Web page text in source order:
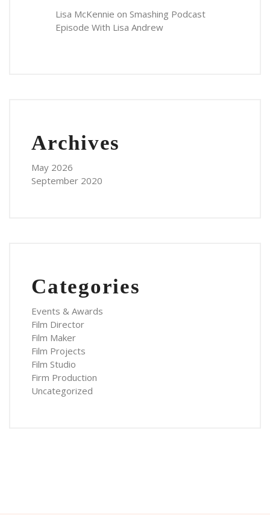
Lisa McKennie on Smashing Podcast
Episode With Lisa Andrew
Archives
May 2026
September 2020
Categories
Events & Awards
Film Director
Film Maker
Film Projects
Film Studio
Firm Production
Uncategorized